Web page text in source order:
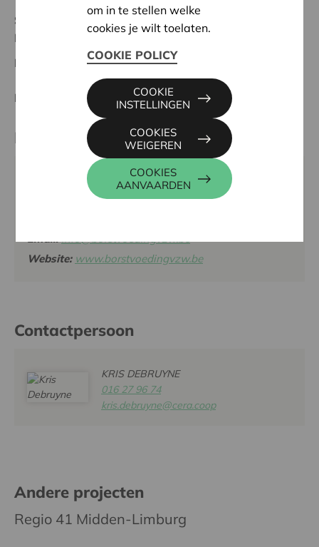
Status:
Midden-Limburg
Datum:
23/05/2024
Beslissing: Goedgekeurd
Partner
BORSTVOEDING, IEPERSESTRAAT 137, 8890
Email: info@borstvoedingvzw.be
Website: www.borstvoedingvzw.be
Contactpersoon
KRIS DEBRUYNE
016 27 96 74
kris.debruyne@cera.coop
Andere projecten
Regio 41 Midden-Limburg
om in te stellen welke
cookies je wilt toelaten.
COOKIE POLICY
COOKIES
AANVAARDEN
COOKIES
WEIGEREN
COOKIE
INSTELLINGEN